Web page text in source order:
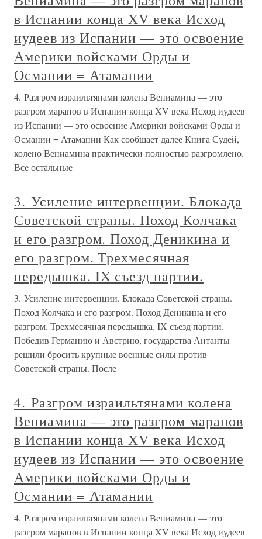
в Испании конца XV века Исход
иудеев из Испании — это освоение
Америки войсками Орды и
Османии = Атамании
4. Разгром израильтянами колена Вениамина — это
разгром маранов в Испании конца XV века Исход иудеев
из Испании — это освоение Америки войсками Орды и
Османии = Атамании Как сообщает далее Книга Судей,
колено Вениамина практически полностью разгромлено.
Все остальные
3. Усиление интервенции. Блокада
Советской страны. Поход Колчака
и его разгром. Поход Деникина и
его разгром. Трехмесячная
передышка. IX съезд партии.
3. Усиление интервенции. Блокада Советской страны.
Поход Колчака и его разгром. Поход Деникина и его
разгром. Трехмесячная передышка. IX съезд партии.
Победив Германию и Австрию, государства Антанты
решили бросить крупные военные силы против
Советской страны. После
4. Разгром израильтянами колена
Вениамина — это разгром маранов
в Испании конца XV века Исход
иудеев из Испании — это освоение
Америки войсками Орды и
Османии = Атамании
4. Разгром израильтянами колена Вениамина — это
разгром маранов в Испании конца XV века Исход иудеев